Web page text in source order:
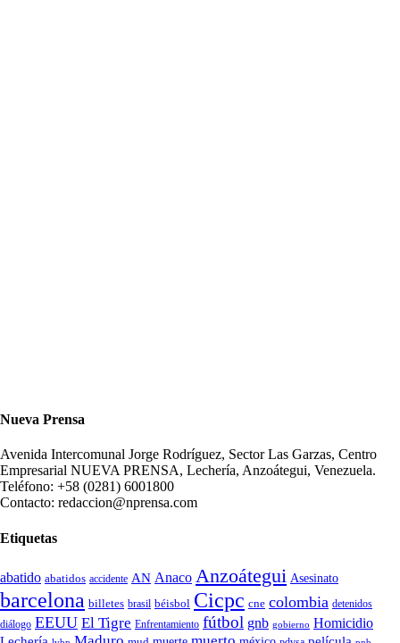
Nueva Prensa
Avenida Intercomunal Jorge Rodríguez, Sector Las Garzas, Centro
Empresarial NUEVA PRENSA, Lechería, Anzoátegui, Venezuela.
Teléfono: +58 (0281) 6001800
Contacto: redaccion@nprensa.com
Etiquetas
abatido abatidos accidente AN Anaco Anzoátegui Asesinato
barcelona billetes brasil béisbol Cicpc cne colombia detenidos
diálogo EEUU El Tigre Enfrentamiento fútbol gnb gobierno Homicidio